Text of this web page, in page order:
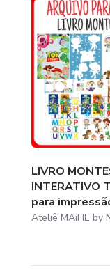
Acredito que
trabalhar de
✨ Vem crescer
LIVRO
INTERATIVO
para
Ateliê MAiHE by